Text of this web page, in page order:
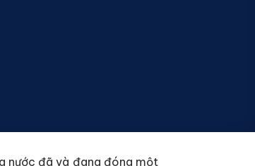
nước đã và đang đóng một